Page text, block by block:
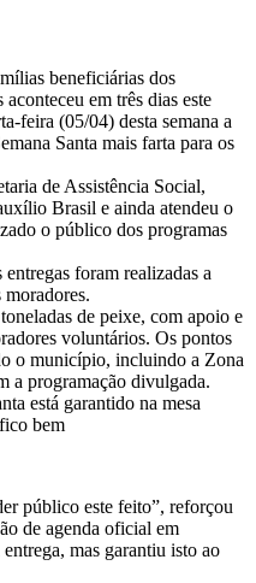
beneficiárias dos
em três dias este
feira (05/04) desta semana a
Santa mais farta para os
de Assistência Social,
Brasil e ainda atendeu o
o público dos programas
foram realizadas a
de peixe, com apoio e
voluntários. Os pontos
o município, incluindo a Zona
a programação divulgada.
está garantido na mesa
bem
público este feito”, reforçou
de agenda oficial em
mas garantiu isto ao